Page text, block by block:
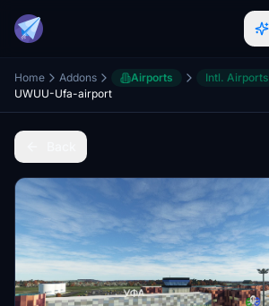
Home Addons Airports
Intl. Airports
UWUU-Ufa-airport